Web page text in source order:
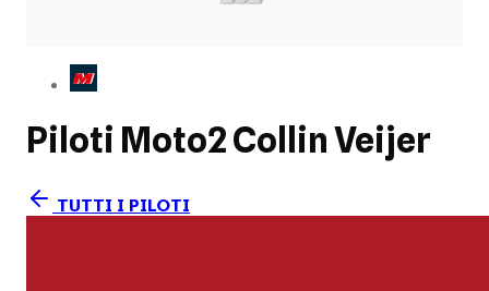
Piloti Moto2Collin Veijer
TUTTI I PILOTI